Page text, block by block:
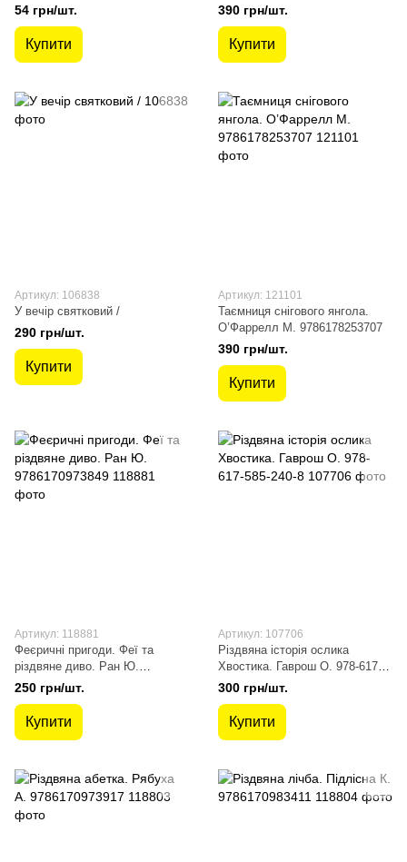
54 грн/шт.
Купити
390 грн/шт.
Купити
Артикул: 106838
У вечір святковий /
290 грн/шт.
Купити
Артикул: 121101
Таємниця снігового янгола.
О’Фаррелл М. 9786178253707
390 грн/шт.
Купити
Артикул: 118881
Феєричні пригоди. Феї та
різдвяне диво. Ран Ю.
9786170973849
250 грн/шт.
Купити
Артикул: 107706
Різдвяна історія ослика
Хвостика. Гаврош О. 978-617-
585-240-8
300 грн/шт.
Купити